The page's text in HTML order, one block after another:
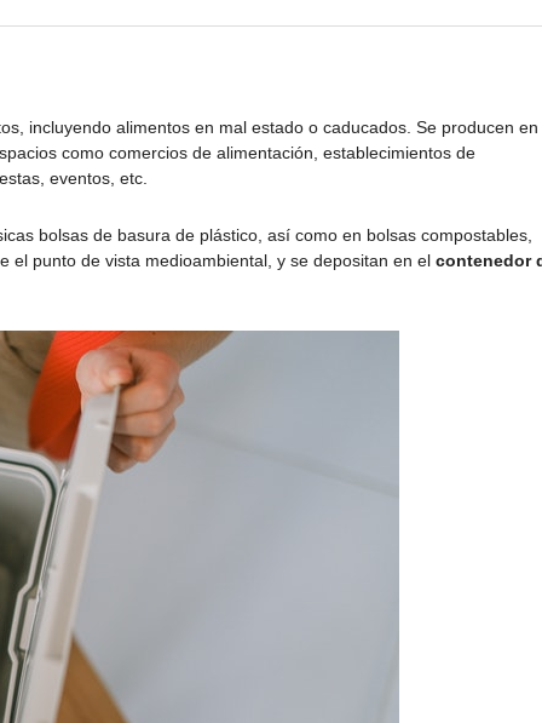
incluyendo alimentos en mal estado o caducados. Se producen en
como comercios de alimentación, establecimientos de
eventos, etc.
bolsas de basura de plástico, así como en bolsas compostables,
el punto de vista medioambiental, y se depositan en el contenedor